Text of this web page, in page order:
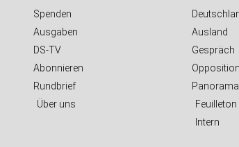
Spenden
Ausgaben
DS-TV
Abonnieren
Rundbrief
Über uns
Ausland
Gespräch
Opposition
Panorama
Feuilleton
Intern